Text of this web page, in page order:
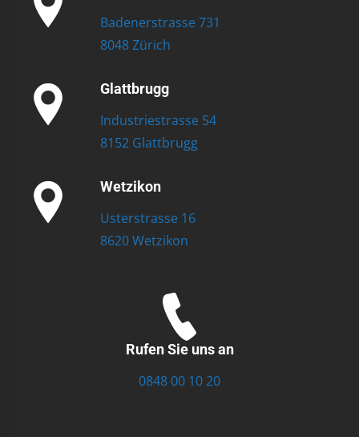
Badenerstrasse 731
8048 Zürich
Glattbrugg
Industriestrasse 54
8152 Glattbrugg
Wetzikon
Usterstrasse 16
8620 Wetzikon
Rufen Sie uns an
0848 00 10 20